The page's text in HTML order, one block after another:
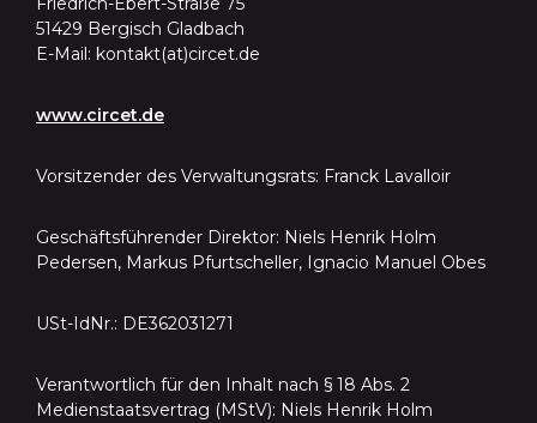
51429 Bergisch Gladbach
E-Mail: kontakt(at)circet.de
www.circet.de
Vorsitzender des Verwaltungsrats: Franck Lavalloir
Geschäftsführender Direktor: Niels Henrik Holm
Pedersen, Markus Pfurtscheller, Ignacio Manuel Obes
USt-IdNr.: DE362031271
Verantwortlich für den Inhalt nach § 18 Abs. 2
Medienstaatsvertrag (MStV): Niels Henrik Holm